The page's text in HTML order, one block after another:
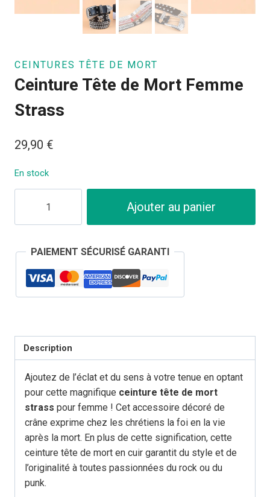
CEINTURES TÊTE DE MORT
Ceinture Tête de Mort Femme
Strass
29,90 €
En stock
Ceinture
de
Mort
Femme
Ajouter au panier
PAIEMENT SÉCURISÉ GARANTI
Description
Ajoutez de l’éclat et du sens à votre tenue en optant
pour cette magnifique ceinture tête de mort
strass pour femme ! Cet accessoire décoré de
crâne exprime chez les chrétiens la foi en la vie
après la mort. En plus de cette signification, cette
ceinture tête de mort en cuir garantit du style et de
l’originalité à toutes passionnées du rock ou du
punk.